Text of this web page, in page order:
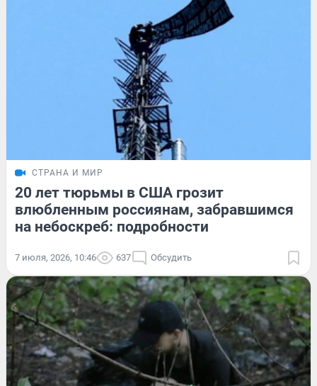
СТРАНА И МИР
20 лет тюрьмы в США грозит
влюбленным россиянам, забравшимся
на небоскреб: подробности
7 июля, 2026, 10:46 637 Обсудить